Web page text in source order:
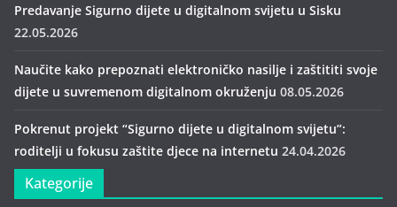
Predavanje Sigurno dijete u digitalnom svijetu u Sisku
22.05.2026
Naučite kako prepoznati elektroničko nasilje i zaštititi svoje
dijete u suvremenom digitalnom okruženju 08.05.2026
Pokrenut projekt “Sigurno dijete u digitalnom svijetu”:
roditelji u fokusu zaštite djece na internetu 24.04.2026
Kategorije